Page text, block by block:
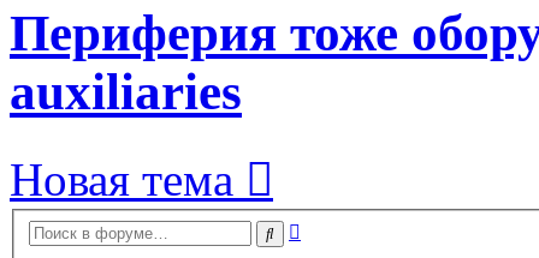
Периферия тоже
auxiliaries
Новая тема
Поиск